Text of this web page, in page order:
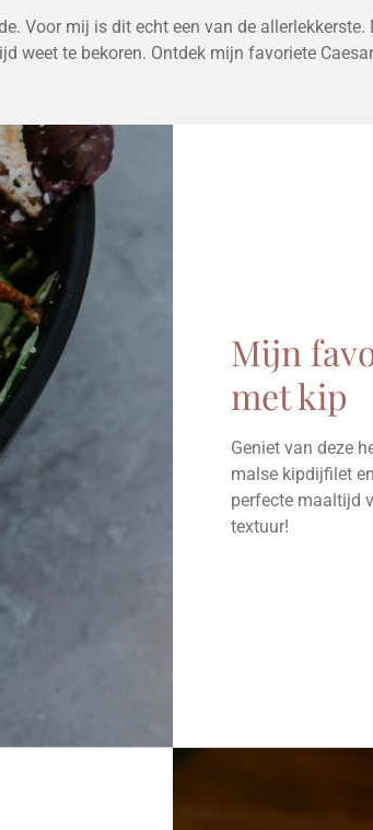
Voor mij is dit echt een van de
weet te bekoren. Ontdek mijn favoriete
Mijn
met kip
Geniet van deze
malse kipdijfilet
perfecte maaltijd
textuur!